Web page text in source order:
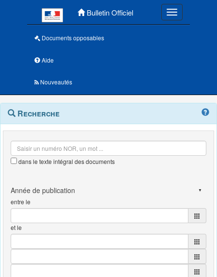
Bulletin Officiel Toggle
Documents opposables
Aide
Nouveautés
Navigation
outils
Menu
contextuel
Recherche
dans le texte intégral des documents
entre le
et le